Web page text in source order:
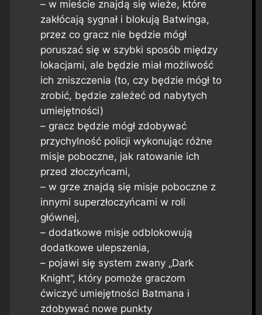
– w mieście znajdą się wieże, które
zakłócają sygnał i blokują Batwinga,
przez co gracz nie będzie mógł
poruszać się w szybki sposób między
lokacjami, ale będzie miał możliwość
ich zniszczenia (to, czy będzie mógł to
zrobić, będzie zależeć od nabytych
umiejętności)
– gracz będzie mógł zdobywać
przychylność policji wykonując różne
misje poboczne, jak ratowanie ich
przed złoczyńcami,
– w grze znajdą się misje poboczne z
innymi superzłoczyńcami w roli
głównej,
– dodatkowe misje odblokowują
dodatkowe ulepszenia,
– pojawi się system zwany „Dark
Knight”, który pomoże graczom
ćwiczyć umiejętności Batmana i
zdobywać nowe punkty